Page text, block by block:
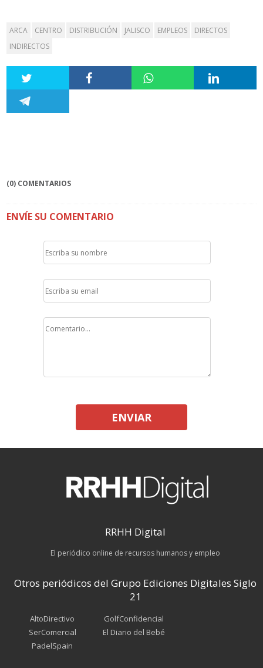
ARCA CENTRO DISTRIBUCIÓN JALISCO EMPLEOS
DIRECTOS
INDIRECTOS
(0) COMENTARIOS
ENVÍE SU COMENTARIO
ENVIAR
RRHH Digital
El periódico online de recursos humanos y empleo
Otros periódicos del Grupo Ediciones Digitales Siglo
21
AltoDirectivo
SerComercial
PadelSpain
GolfConfidencial
El Diario del Bebé